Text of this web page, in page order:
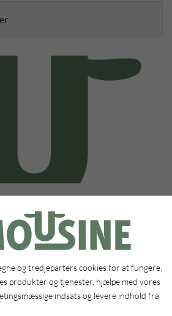
2025
i lørdags
marts var der samlet 12 elite dyr på
kødkvægsracen Limousine. Dyrene kom
og tredjeparters cookies for at fungere,
produkter og tjenester, hjælpe med vores
indsats og levere indhold fra